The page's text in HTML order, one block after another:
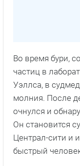
Во время бури,
частиц в
Уэллса, в
молния. После
очнулся и
Он становится
Централ-сити и
быстрый